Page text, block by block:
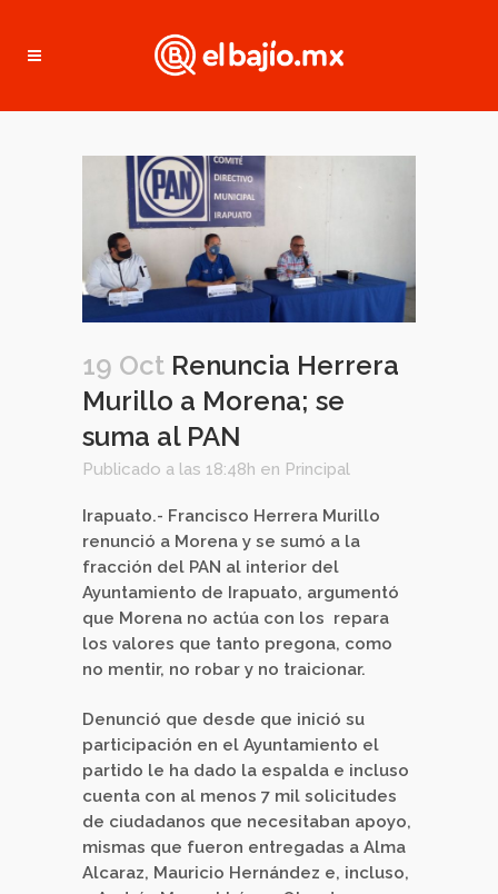
19 Oct Renuncia Herrera
Murillo a Morena; se
suma al PAN
Publicado a las 18:48h en Principal
Irapuato.- Francisco Herrera Murillo
renunció a Morena y se sumó a la
fracción del PAN al interior del
Ayuntamiento de Irapuato, argumentó
que Morena no actúa con los repara
los valores que tanto pregona, como
no mentir, no robar y no traicionar.
Denunció que desde que inició su
participación en el Ayuntamiento el
partido le ha dado la espalda e incluso
cuenta con al menos 7 mil solicitudes
de ciudadanos que necesitaban apoyo,
mismas que fueron entregadas a Alma
Alcaraz, Mauricio Hernández e, incluso,